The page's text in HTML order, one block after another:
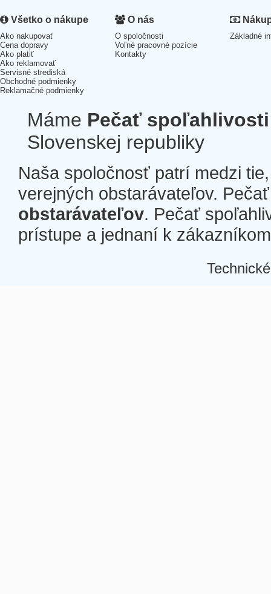
Všetko o nákupe
Ako nakupovať
Cena dopravy
Ako platiť
Ako reklamovať
Servisné strediská
Obchodné podmienky
Reklamačné podmienky
O nás
O spoločnosti
Voľné pracovné pozície
Kontakty
Základné
Máme Pečať spoľahlivosti
Slovenskej republiky
Naša spoločnosť patrí medzi
verejných obstarávateľov.
obstarávateľov. Pečať
prístupe a jednaní k